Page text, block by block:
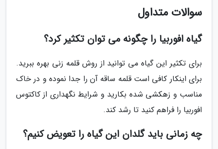
سوالات متداول
گیاه افوربیا را چگونه می توان تکثیر کرد؟
برای تکثیر این گیاه می توانید از روش قلمه زنی بهره ببرید.
برای اینکار کافی است قلمه ساقه آن را جدا نموده و در خاک
مناسب و زهکشی شده بکارید و شرایط نگهداری از کاکتوس
افوربیا را فراهم کنید تا رشد کند.
چه زمانی باید گلدان این گیاه را تعویض کنیم؟